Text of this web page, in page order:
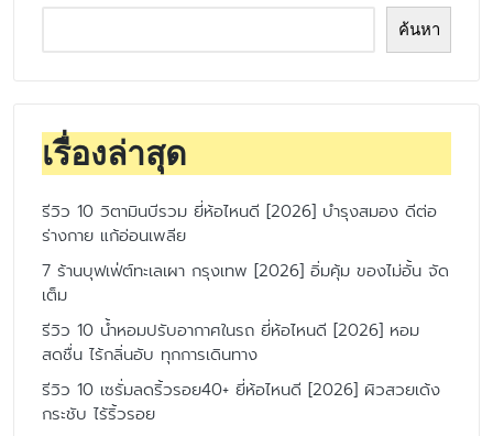
ค้นหา
เรื่องล่าสุด
รีวิว 10 วิตามินบีรวม ยี่ห้อไหนดี [2026] บำรุงสมอง ดีต่อ
ร่างกาย แก้อ่อนเพลีย
7 ร้านบุฟเฟ่ต์ทะเลเผา กรุงเทพ [2026] อิ่มคุ้ม ของไม่อั้น จัด
เต็ม
รีวิว 10 น้ำหอมปรับอากาศในรถ ยี่ห้อไหนดี [2026] หอม
สดชื่น ไร้กลิ่นอับ ทุกการเดินทาง
รีวิว 10 เซรั่มลดริ้วรอย40+ ยี่ห้อไหนดี [2026] ผิวสวยเด้ง
กระชับ ไร้ริ้วรอย